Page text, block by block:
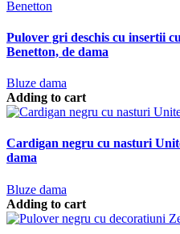
Pulover gri deschis cu insertii
Benetton, de dama
Bluze dama
Adding to cart
Cardigan negru cu nasturi
dama
Bluze dama
Adding to cart